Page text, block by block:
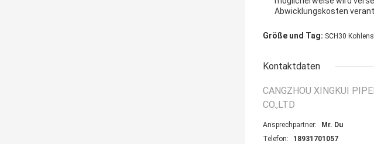
Abwicklungskosten
Größe und Tag: SCH30
Kontaktdaten
CANGZHOU XINGKUI
CO.,LTD
Ansprechpartner:
Mr. Du
Telefon:
18931701057